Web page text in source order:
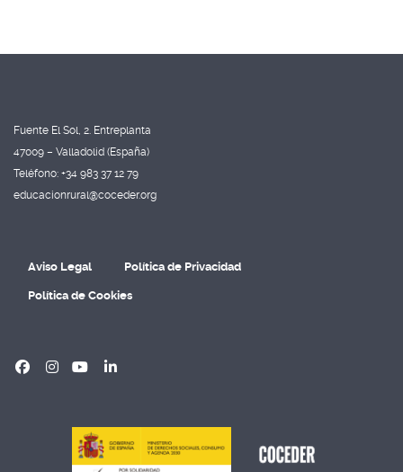
Fuente El Sol, 2. Entreplanta
47009 – Valladolid (España)
Teléfono: +34 983 37 12 79
educacionrural@coceder.org
Aviso Legal Política de Privacidad
Política de Cookies